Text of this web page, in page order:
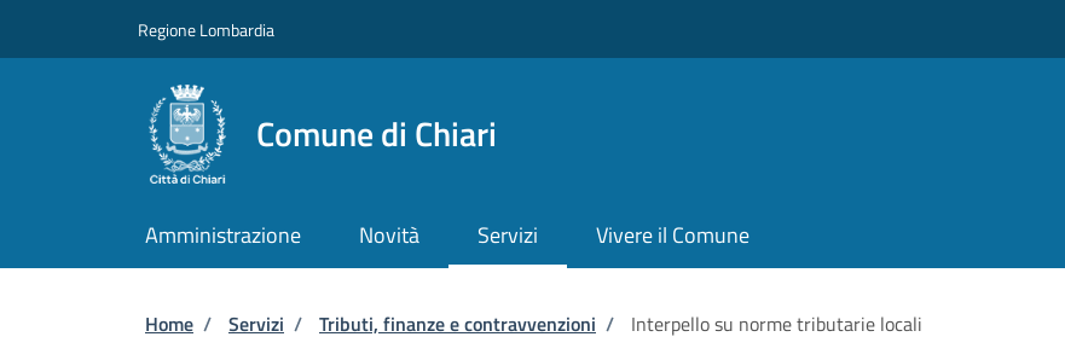
Regione Lombardia
Comune di Chiari
Amministrazione Novità Servizi Vivere il Comune
Briciole di pane
Home / Servizi / Tributi, finanze e contravvenzioni / Interpello su norme tributarie locali